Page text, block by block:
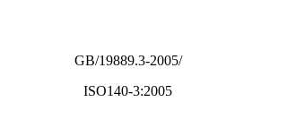
GB/19889.3-2005/
ISO140-3:2005